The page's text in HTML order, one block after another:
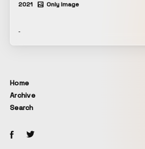
2021 Only Image
-
Home
Archive
Search